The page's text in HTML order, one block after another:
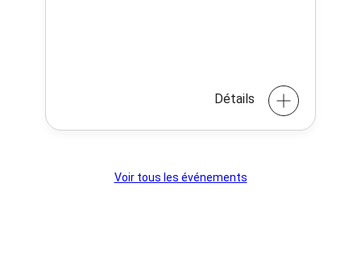
Détails
Voir tous les événements